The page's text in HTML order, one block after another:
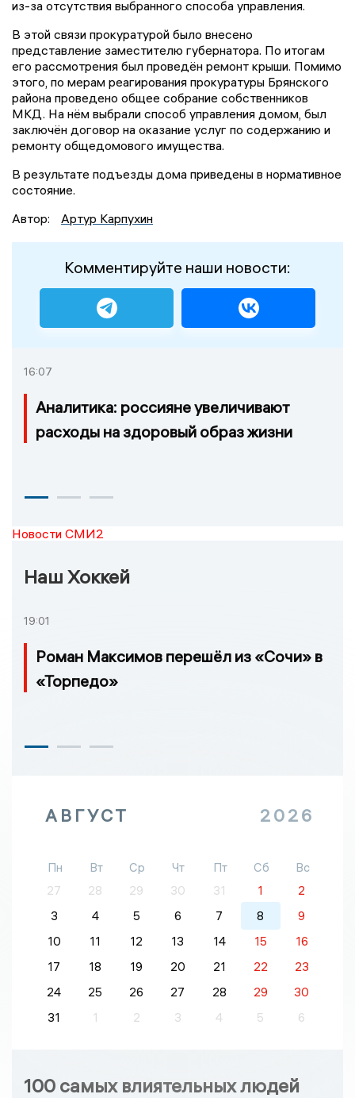
из-за отсутствия выбранного способа управления.
В этой связи прокуратурой было внесено
представление заместителю губернатора. По итогам
его рассмотрения был проведён ремонт крыши. Помимо
этого, по мерам реагирования прокуратуры Брянского
района проведено общее собрание собственников
МКД. На нём выбрали способ управления домом, был
заключён договор на оказание услуг по содержанию и
ремонту общедомового имущества.
В результате подъезды дома приведены в нормативное
состояние.
Автор:
Артур Карпухин
Комментируйте наши новости:
16:07
Аналитика: россияне увеличивают
расходы на здоровый образ жизни
Новости СМИ2
Наш Хоккей
19:01
Роман Максимов перешёл из «Сочи» в
«Торпедо»
АВГУСТ 2026
Пн Вт Ср Чт Пт Сб
Вс
27
28 29 30 31 1
2
3
4 5 6 7 8
9
10
11 12 13 14 15
16
17
18 19 20 21 22
23
24
25 26 27 28 29
30
31
1 2 3 4 5 6
100 самых влиятельных людей